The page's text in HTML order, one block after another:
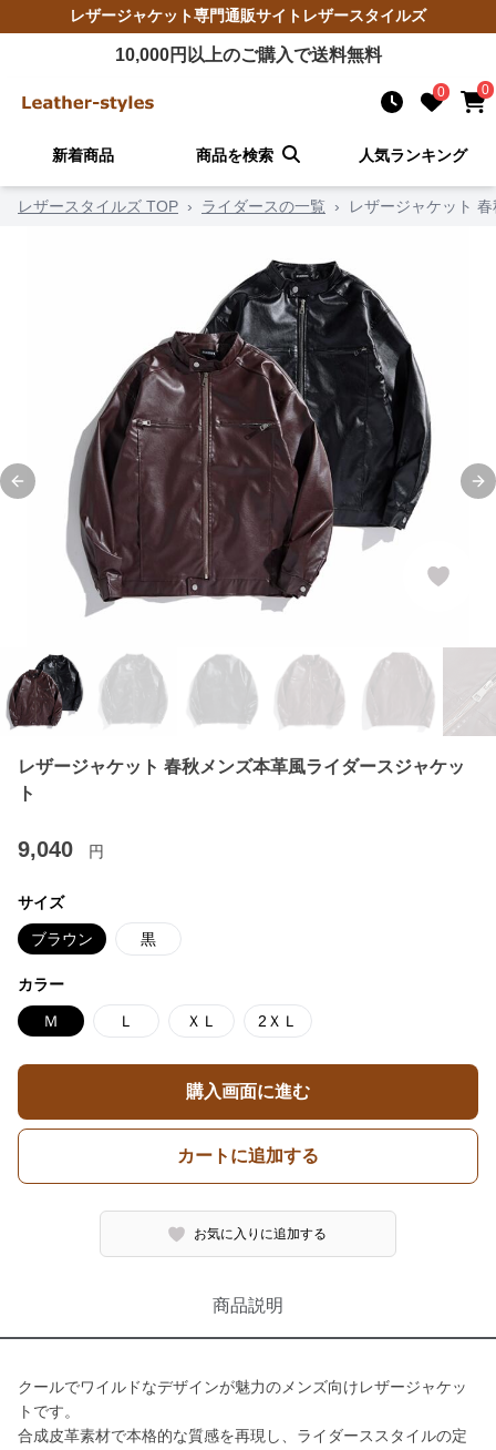
レザージャケット専門通販サイト レザースタイルズ
10,000円以上のご購入で送料無料
0 0
新着商品 商品を検索 人気ランキング
レザースタイルズ TOP › ライダースの一覧 › レザージャケット
Previous slide
レザージャケット 春秋メンズ本革風ライダースジャケッ
ト
9,040 円
サイズ
ブラウン 黒
カラー
Ｍ Ｌ ＸＬ 2ＸＬ
購入画面に進む
カートに追加する
お気に入りに追加する
商品説明
クールでワイルドなデザインが魅力のメンズ向けレザージャケッ
トです。
合成皮革素材で本格的な質感を再現し、ライダーススタイルの定